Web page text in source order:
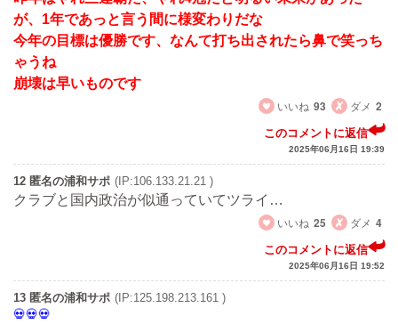
が、1年であっと言う間に様変わりだな
今年の目標は優勝です、なんて打ち出されたら鼻で笑っち
ゃうね
崩壊は早いものです
いいね 93 ダメ 2
このコメントに返信
2025年06月16日 19:39
12 匿名の浦和サポ (IP:106.133.21.21 )
クラブと国内政治が似通っていてツライ…
いいね 25 ダメ 4
このコメントに返信
2025年06月16日 19:52
13 匿名の浦和サポ (IP:125.198.213.161 )